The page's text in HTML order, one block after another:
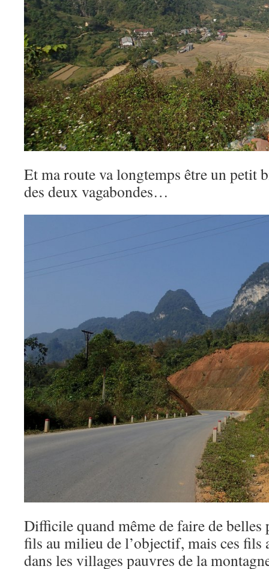
Et ma route va longtemps être un petit
des deux vagabondes…
Difficile quand même de faire de belles
fils au milieu de l’objectif, mais ces fils
dans les villages pauvres de la